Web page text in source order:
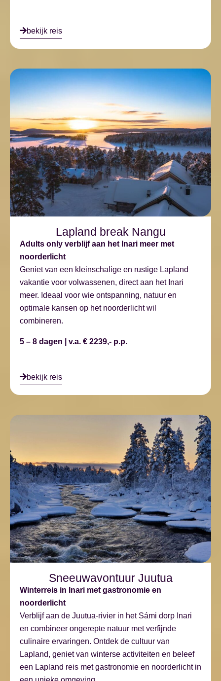
bekijk reis
Lapland break Nangu
Adults only verblijf aan het Inari meer met
noorderlicht
Geniet van een kleinschalige en rustige Lapland
vakantie voor volwassenen, direct aan het Inari
meer. Ideaal voor wie ontspanning, natuur en
optimale kansen op het noorderlicht wil
combineren.
5 – 8 dagen | v.a. € 2239,- p.p.
bekijk reis
Sneeuwavontuur Juutua
Winterreis in Inari met gastronomie en
noorderlicht
Verblijf aan de Juutua-rivier in het Sámi dorp Inari
en combineer ongerepte natuur met verfijnde
culinaire ervaringen. Ontdek de cultuur van
Lapland, geniet van winterse activiteiten en beleef
een Lapland reis met gastronomie en noorderlicht in